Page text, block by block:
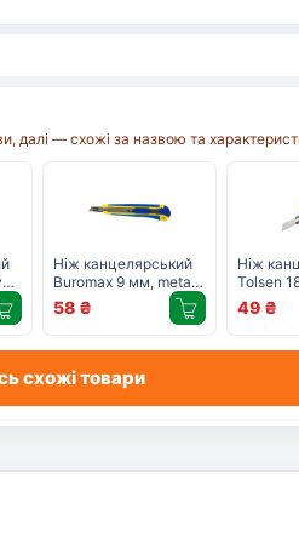
далі — схожі за назвою та
Ніж канцелярський
Buromax 9 мм, metal
runners, rubber inserts
(BM.4601)
58 ₴
Ніж
Tolsen
металева
49 ₴
схожі товари